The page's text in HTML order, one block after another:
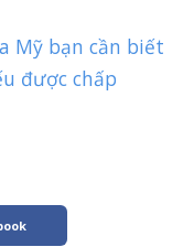
Mỹ bạn cần biết
được chấp